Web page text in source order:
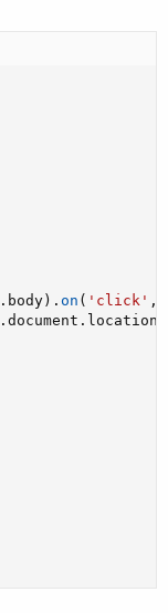
. body ) . on ( 'click' ,
. document . location